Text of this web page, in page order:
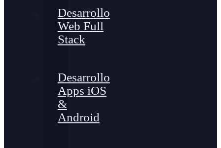
Desarrollo
Web Full
Stack
Desarrollo
Apps iOS
&
Android